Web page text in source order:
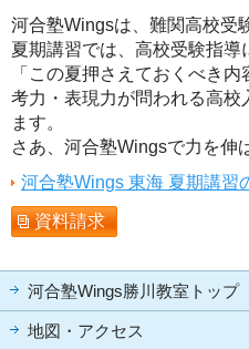
河合塾Wingsは、難関高校受
夏期講習では、高校受験指導
「この夏押さえておくべき
考力・表現力が問われる高校
ます。
さあ、河合塾Wingsで力を伸
河合塾Wings 東海 夏期講習
資料請求
河合塾Wings勝川教室トップ
地図・アクセス